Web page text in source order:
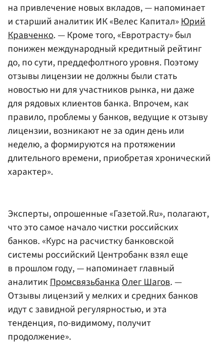
на привлечение новых вкладов, — напоминает
и старший аналитик ИК «Велес Капитал»Юрий
Кравченко. — Кроме того, «Евротрасту» был
понижен международный кредитный рейтинг
до, по сути, преддефолтного уровня. Поэтому
отзывы лицензии не должны были стать
новостью ни для участников рынка, ни даже
для рядовых клиентов банка. Впрочем, как
правило, проблемы у банков, ведущие к отзыву
лицензии, возникают не за один день или
неделю, а формируются на протяжении
длительного времени, приобретая хронический
характер».
Эксперты, опрошенные «Газетой.Ru», полагают,
что это самое начало чистки российских
банков. «Курс на расчистку банковской
системы российский Центробанк взял еще
в прошлом году, — напоминает главный
аналитик Промсвязьбанка Олег Шагов. —
Отзывы лицензий у мелких и средних банков
идут с завидной регулярностью, и эта
тенденция, по-видимому, получит
продолжение».